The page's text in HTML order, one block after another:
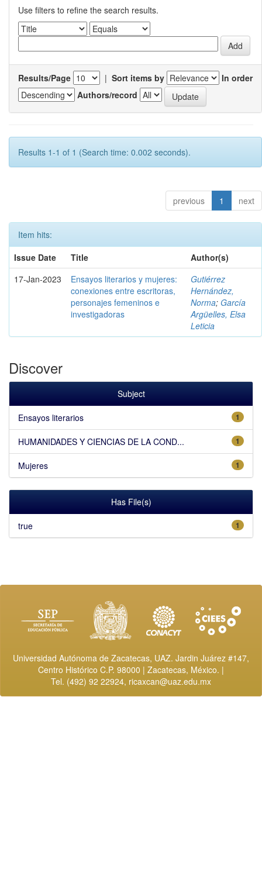
Use filters to refine the search results.
Results/Page | Sort items by
In order
Authors/record
Results 1-1 of 1 (Search time: 0.002 seconds).
previous 1 next
Item hits:
Issue Date
Title
Author(s)
17-Jan-2023
Ensayos literarios y mujeres:
conexiones entre escritoras,
personajes femeninos e
investigadoras
Gutiérrez
Hernández,
Norma; García
Argüelles, Elsa
Leticia
Discover
Subject
1
Ensayos literarios
1
HUMANIDADES Y CIENCIAS DE LA COND...
1
Mujeres
Has File(s)
1
true
Universidad Autónoma de Zacatecas, UAZ. Jardin Juárez #147,
Centro Histórico C.P. 98000 | Zacatecas, México. |
Tel. (492) 92 22924, ricaxcan@uaz.edu.mx